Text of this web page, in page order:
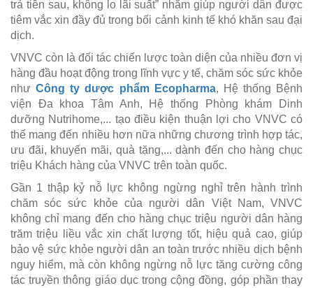
trả tiền sau, không lo lãi suất” nhằm giúp người dân được
tiêm vắc xin đầy đủ trong bối cảnh kinh tế khó khăn sau đại
dịch.
VNVC còn là đối tác chiến lược toàn diện của nhiều đơn vị
hàng đầu hoạt động trong lĩnh vực y tế, chăm sóc sức khỏe
nhưCông ty dược phẩm Ecopharma, Hệ thống Bệnh
viện Đa khoa Tâm Anh, Hệ thống Phòng khám Dinh
dưỡng Nutrihome,... tạo điều kiện thuận lợi cho VNVC có
thể mang đến nhiều hơn nữa những chương trình hợp tác,
ưu đãi, khuyến mãi, quà tặng,... dành đến cho hàng chục
triệu Khách hàng của VNVC trên toàn quốc.
Gần 1 thập kỷ nỗ lực không ngừng nghỉ trên hành trình
chăm sóc sức khỏe của người dân Việt Nam, VNVC
không chỉ mang đến cho hàng chục triệu người dân hàng
trăm triệu liều vắc xin chất lượng tốt, hiệu quả cao, giúp
bảo vệ sức khỏe người dân an toàn trước nhiều dịch bệnh
nguy hiểm, mà còn không ngừng nỗ lực tăng cường công
tác truyền thông giáo dục trong cộng đồng, góp phần thay